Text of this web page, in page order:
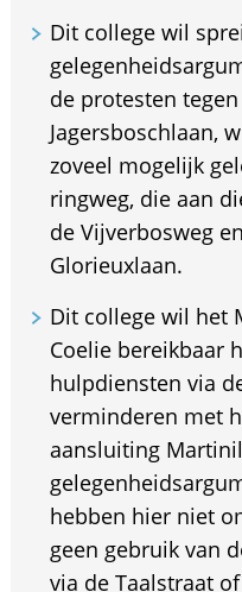
Dit college wil
de protesten
Jagersboschlaan,
zoveel mogelijk
ringweg, die aan
de Vijverbosweg
Glorieuxlaan.
Dit college wil het
Coelie bereikbaar
hulpdiensten via
verminderen met
aansluiting
hebben hier niet
geen gebruik van
via de Taalstraat